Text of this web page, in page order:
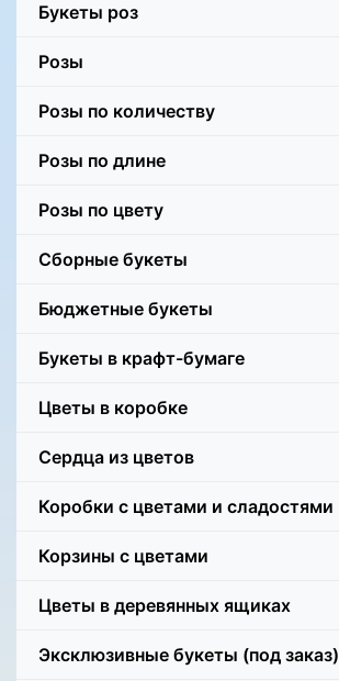
Букеты роз
Розы
Розы по количеству
Розы по длине
Розы по цвету
Сборные букеты
Бюджетные букеты
Букеты в крафт-бумаге
Цветы в коробке
Сердца из цветов
Коробки с цветами и сладостями
Корзины с цветами
Цветы в деревянных ящиках
Эксклюзивные букеты (под заказ)